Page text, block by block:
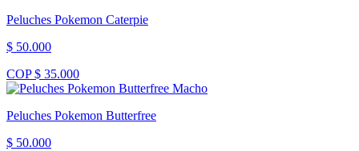
Peluches Pokemon Caterpie
$ 50.000
COP $ 35.000
Peluches Pokemon Butterfree
$ 50.000